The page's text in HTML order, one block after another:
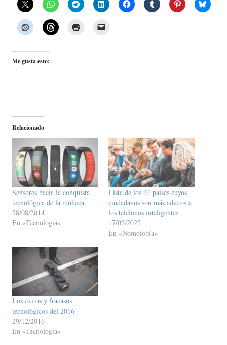
Me gusta esto:
Relacionado
Sensores hacia la conquista
tecnológica de la muñeca
28/08/2014
En «Tecnología»
Lista de los 24 países cuyos
ciudadanos son más adictos a
los teléfonos inteligentes
17/02/2022
En «Nomofobia»
Los éxitos y fracasos
tecnológicos del 2016
29/12/2016
En «Tecnología»